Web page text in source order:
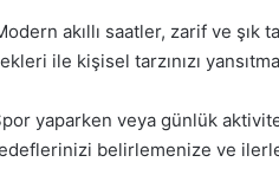
akıllı saatler, zarif ve şık
ile kişisel tarzınızı
yaparken veya günlük
belirlemenize ve